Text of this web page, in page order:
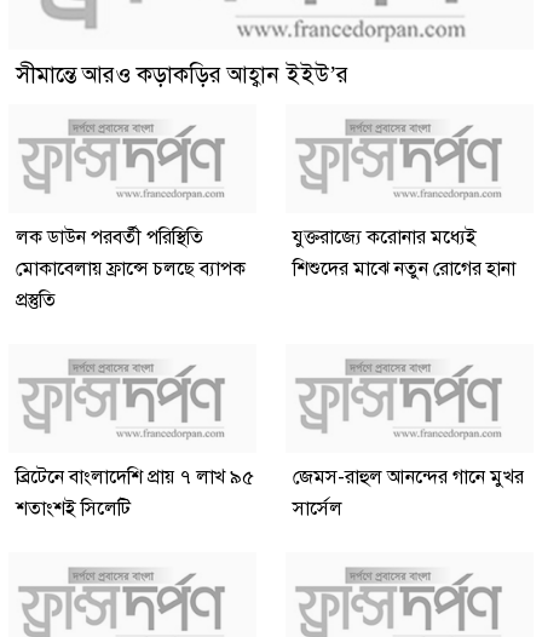
সীমান্তে আরও কড়াকড়ির আহ্বান ইইউ’র
লক ডাউন পরবর্তী পরিস্থিতি
মোকাবেলায় ফ্রান্সে চলছে ব্যাপক
প্রস্তুতি
যুক্তরাজ্যে করোনার মধ্যেই
শিশুদের মাঝে নতুন রোগের হানা
ব্রিটেনে বাংলাদেশি প্রায় ৭ লাখ ৯৫
শতাংশই সিলেটি
জেমস-রাহুল আনন্দের গানে মুখর
সার্সেল